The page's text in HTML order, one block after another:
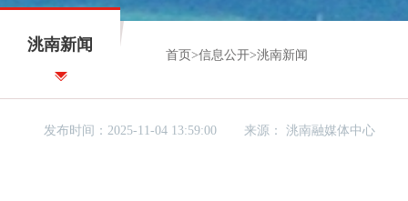
洮南新闻
首页 >信息公开>洮南新闻
发布时间：2025-11-04 13:59:00 来源：洮南融媒体中心